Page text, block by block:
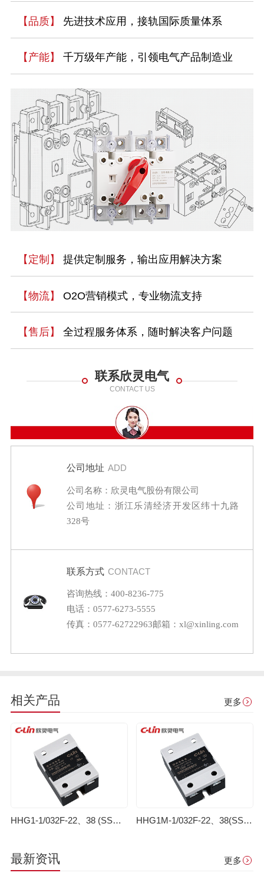
【品质】 先进技术应用，接轨国际质量体系
【产能】 千万级年产能，引领电气产品制造业
【定制】 提供定制服务，输出应用解决方案
【物流】 O2O营销模式，专业物流支持
【售后】 全过程服务体系，随时解决客户问题
联系欣灵电气
CONTACT US
公司地址 ADD
公司名称：欣灵电气股份有限公司
公司地址：浙江乐清经济开发区纬十九路
328号
联系方式 CONTACT
咨询热线：400-8236-775
电话：0577-6273-5555
传真：0577-62722963邮箱：xl@xinling.com
相关产品 更多
HHG1-1/032F-22、38 (SSR-DA)单相固体继电器( 直流控制交流) HHG1M-1/032F-22、38(SSR-DA)（抗干扰型）固体继电器（直流控制交流）
最新资讯 更多